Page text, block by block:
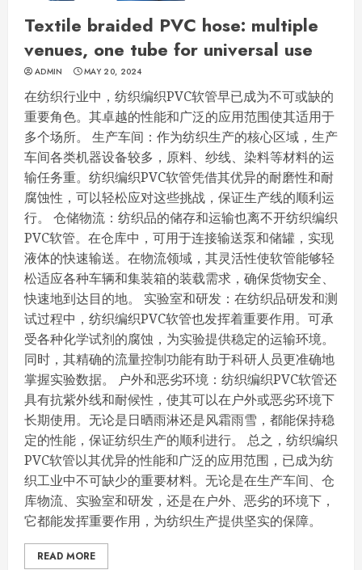
Textile braided PVC hose: multiple
venues, one tube for universal use
ADMIN MAY 20, 2024
在纺织行业中，纺织编织PVC软管早已成为不可或缺的
重要角色。其卓越的性能和广泛的应用范围使其适用于
多个场所。 生产车间：作为纺织生产的核心区域，生产
车间各类机器设备较多，原料、纱线、染料等材料的运
输任务重。纺织编织PVC软管凭借其优异的耐磨性和耐
腐蚀性，可以轻松应对这些挑战，保证生产线的顺利运
行。 仓储物流：纺织品的储存和运输也离不开纺织编织
PVC软管。在仓库中，可用于连接输送泵和储罐，实现
液体的快速输送。在物流领域，其灵活性使软管能够轻
松适应各种车辆和集装箱的装载需求，确保货物安全、
快速地到达目的地。 实验室和研发：在纺织品研发和测
试过程中，纺织编织PVC软管也发挥着重要作用。可承
受各种化学试剂的腐蚀，为实验提供稳定的运输环境。
同时，其精确的流量控制功能有助于科研人员更准确地
掌握实验数据。 户外和恶劣环境：纺织编织PVC软管还
具有抗紫外线和耐候性，使其可以在户外或恶劣环境下
长期使用。无论是日晒雨淋还是风霜雨雪，都能保持稳
定的性能，保证纺织生产的顺利进行。 总之，纺织编织
PVC软管以其优异的性能和广泛的应用范围，已成为纺
织工业中不可缺少的重要材料。无论是在生产车间、仓
库物流、实验室和研发，还是在户外、恶劣的环境下，
它都能发挥重要作用，为纺织生产提供坚实的保障。
READ MORE